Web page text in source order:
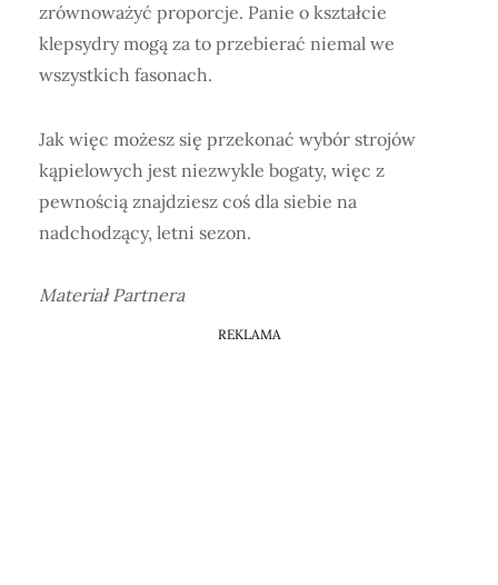
zrównoważyć proporcje. Panie o kształcie
klepsydry mogą za to przebierać niemal we
wszystkich fasonach.
Jak więc możesz się przekonać wybór strojów
kąpielowych jest niezwykle bogaty, więc z
pewnością znajdziesz coś dla siebie na
nadchodzący, letni sezon.
Materiał Partnera
REKLAMA